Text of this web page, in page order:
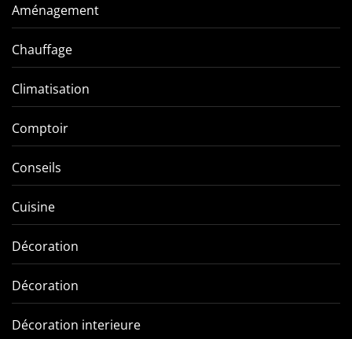
Aménagement
Chauffage
Climatisation
Comptoir
Conseils
Cuisine
Décoration
Décoration
Décoration interieure